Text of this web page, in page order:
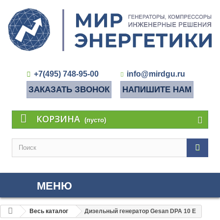
+7(495) 748-95-00 info@mirdgu.ru
ЗАКАЗАТЬ ЗВОНОК НАПИШИТЕ НАМ
КОРЗИНА (пусто)
МЕНЮ
Весь каталог Дизельный генератор Gesan DPA 10 E